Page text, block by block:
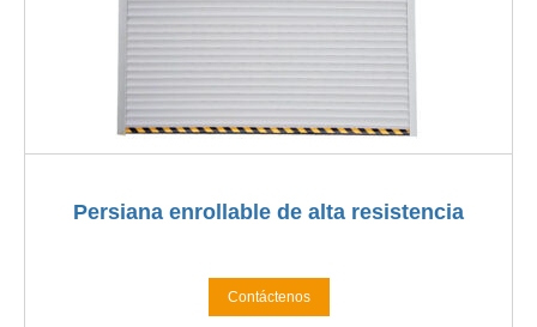
Persiana enrollable de alta resistencia
Contáctenos